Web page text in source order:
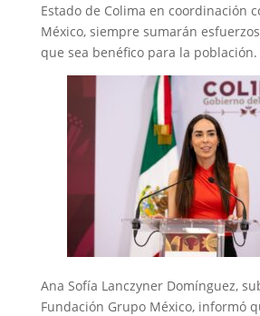
Estado de Colima en coordinación
México, siempre sumarán
que sea benéfico para la población.
Ana Sofía Lanczyner Domínguez,
Fundación Grupo México, informó